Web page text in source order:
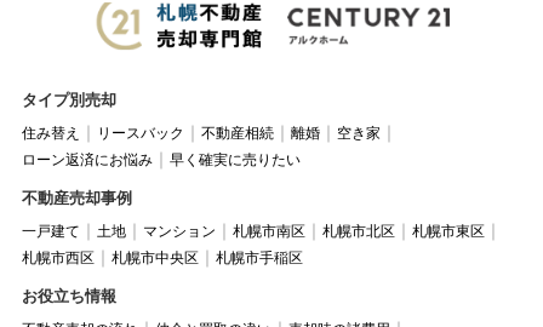
タイプ別売却
住み替え リースバック 不動産相続 離婚
空き家
ローン返済にお悩み
早く確実に売りたい
不動産売却事例
一戸建て 土地 マンション 札幌市南区 札幌市北区
札幌市東区
札幌市西区
札幌市中央区 札幌市手稲区
お役立ち情報